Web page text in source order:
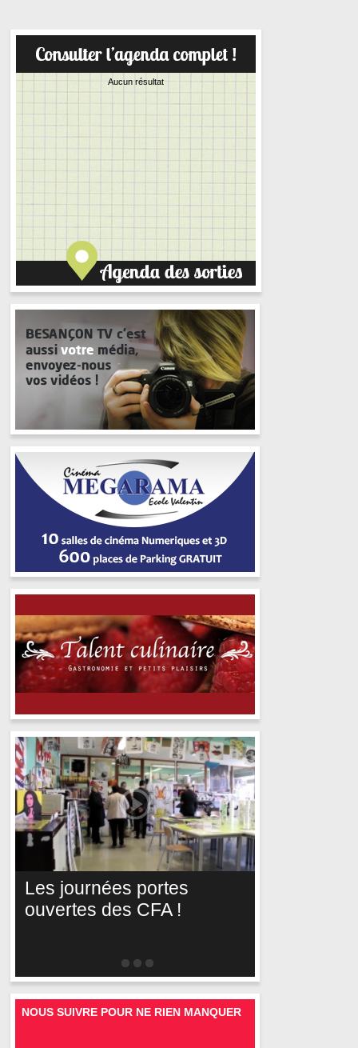
Aucun résultat
Les journées portes
ouvertes des CFA !
NOUS SUIVRE POUR NE RIEN MANQUER